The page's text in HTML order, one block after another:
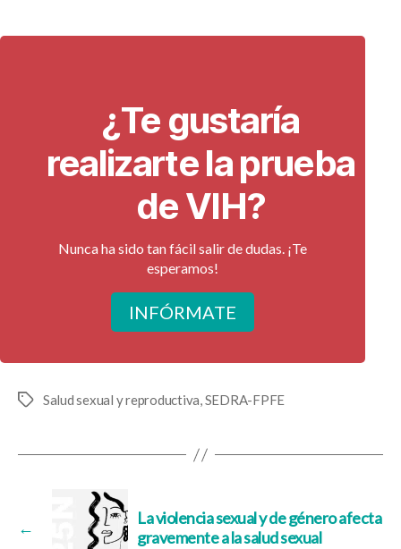
¿Te gustaría
realizarte la prueba
de VIH?
Nunca ha sido tan fácil salir de dudas. ¡Te
esperamos!
INFÓRMATE
Etiquetas
Salud sexual y reproductiva,SEDRA-FPFE
←
La violencia sexual y de género afecta
gravemente a la salud sexual